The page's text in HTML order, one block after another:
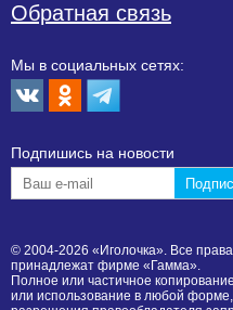
Обратная связь
Мы в социальных сетях:
Подпишиcь на новости
© 2004-2026 «Иголочка». Все
принадлежат фирме «Гамма».
Полное или частичное
или использование в любой